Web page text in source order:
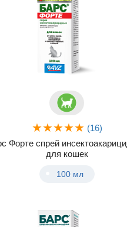
(16)
Форте спрей
для кошек
100 мл